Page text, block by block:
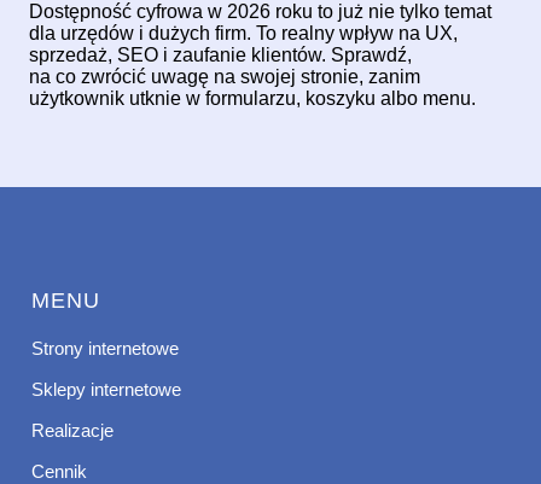
Dostępność cyfrowa w 2026 roku to już nie tylko temat
dla urzędów i dużych firm. To realny wpływ na UX,
sprzedaż, SEO i zaufanie klientów. Sprawdź,
na co zwrócić uwagę na swojej stronie, zanim
użytkownik utknie w formularzu, koszyku albo menu.
MENU
Strony internetowe
Sklepy internetowe
Realizacje
Cennik